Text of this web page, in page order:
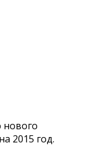
нового
2015 год.